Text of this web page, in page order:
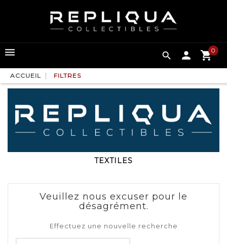
 0
ACCUEIL FILTRES
TEXTILES
Veuillez nous excuser pour le
désagrément.
Effectuez une nouvelle recherche